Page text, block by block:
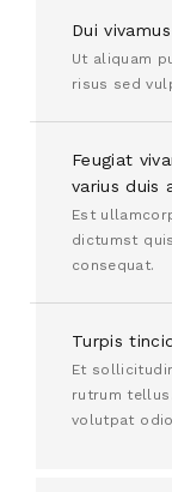
Dui
Ut aliquam
risus sed
Feugiat
varius duis
Est
dictumst
consequat.
Turpis
Et
rutrum
volutpat